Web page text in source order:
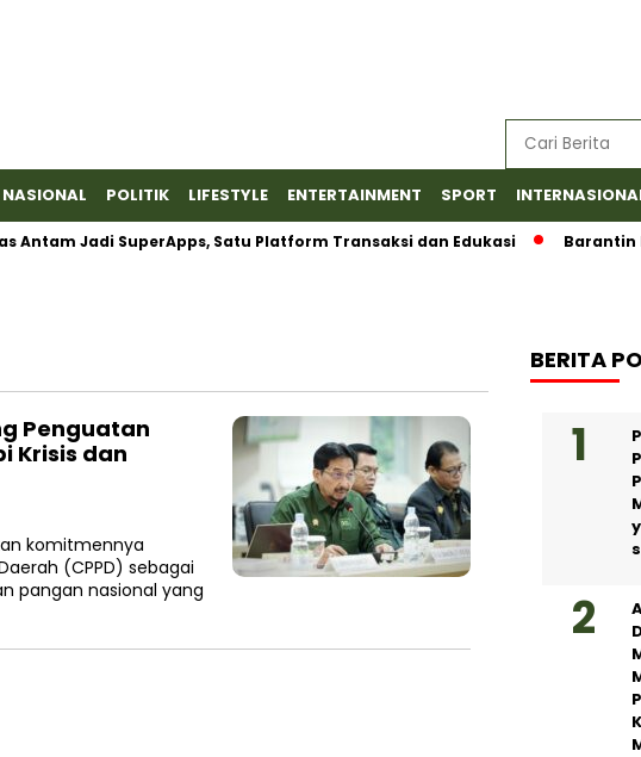
NASIONAL POLITIK LIFESTYLE ENTERTAINMENT SPORT
Jadi SuperApps, Satu Platform Transaksi dan Edukasi Barantin
Penguatan
Krisis dan
komitmennya
(CPPD) sebagai
pangan nasional yang
BERITA